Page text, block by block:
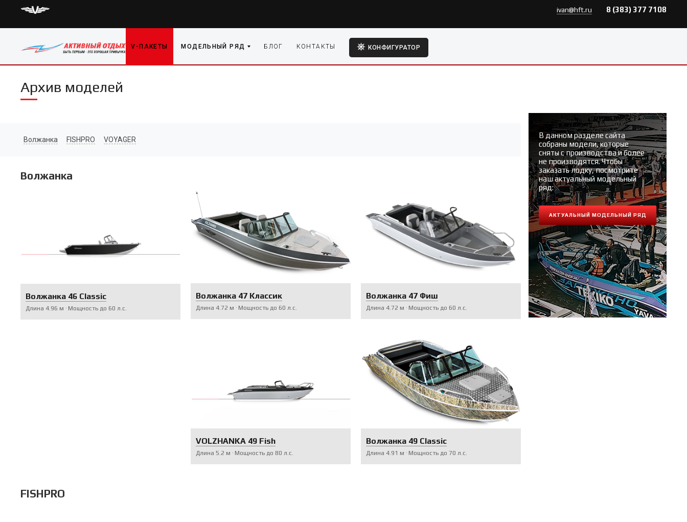
ivan@hft.ru 8 (383) 377 7108
V-ПАКЕТЫ МОДЕЛЬНЫЙ РЯД БЛОГ КОНТАКТЫ КОНФИГУРАТОР
Архив моделей
Волжанка FISHPRO VOYAGER
Волжанка
Волжанка 46 Classic
Длина 4.96 м Мощность до 60 л.с.
Волжанка 47 Классик
Длина 4.72 м Мощность до 60 л.с.
Волжанка 47 Фиш
Длина 4.72 м Мощность до 60 л.с.
VOLZHANKA 49 Fish
Длина 5.2 м Мощность до 80 л.с.
Волжанка 49 Classic
Длина 4.91 м Мощность до 70 л.с.
FISHPRO
В данном разделе сайта
собраны модели, которые
сняты с производства и более
не производятся. Чтобы
заказать лодку, посмотрите
наш актуальный модельный
ряд:
АКТУАЛЬНЫЙ МОДЕЛЬНЫЙ РЯД